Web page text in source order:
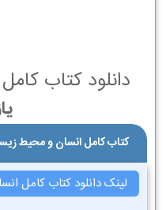
دانلود کتاب کامل
کتاب کامل انسان و محیط
لینک دانلود کتاب کامل